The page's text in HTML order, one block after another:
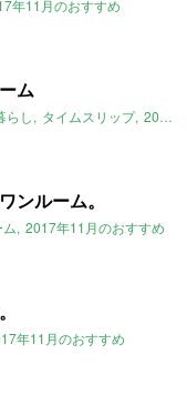
年11月のおすすめ
ム
らし タイムスリップ 2017年11月のおすすめ
ンルーム。
2017年11月のおすすめ
年11月のおすすめ